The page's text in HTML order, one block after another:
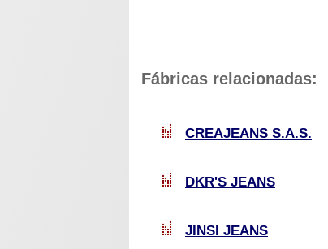
Fábricas relacionadas:
CREAJEANS S.A.S.
DKR'S JEANS
JINSI JEANS